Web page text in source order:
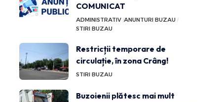
COMUNICAT
ADMINISTRATIV ANUNTURI BUZAU
STIRI BUZAU
Restricții temporare de
circulație, în zona Crâng!
STIRI BUZAU
Buzoienii plătesc mai mult